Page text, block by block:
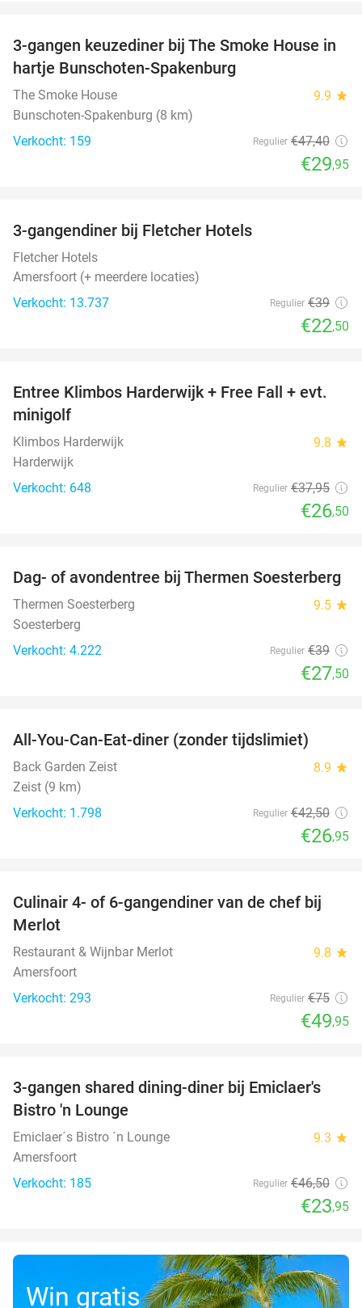
37%
3-gangen keuzediner bij The Smoke House in
hartje Bunschoten-Spakenburg
The Smoke House 9.9 star
Bunschoten-Spakenburg (8 km)
Verkocht: 159
Regulier €47,40
€29,95
3-gangendiner bij Fletcher Hotels
Fletcher Hotels
Amersfoort (+ meerdere locaties)
Verkocht: 13.737
Regulier €39
€22,50
30%
Entree Klimbos Harderwijk + Free Fall + evt.
minigolf
Klimbos Harderwijk 9.8 star
Harderwijk
Verkocht: 648
Regulier €37,95
€26,50
29%
Dag- of avondentree bij Thermen Soesterberg
Thermen Soesterberg 9.5 star
Soesterberg
Verkocht: 4.222
Regulier €39
€27,50
All-You-Can-Eat-diner (zonder tijdslimiet)
Back Garden Zeist 8.9 star
Zeist (9 km)
Verkocht: 1.798
Regulier €42,50
€26,95
33%
Culinair 4- of 6-gangendiner van de chef bij
Merlot
Restaurant & Wijnbar Merlot 9.8 star
Amersfoort
Verkocht: 293
Regulier €75
€49,95
48%
3-gangen shared dining-diner bij Emiclaer's
Bistro 'n Lounge
Emiclaer´s Bistro ´n Lounge 9.3 star
Amersfoort
Verkocht: 185
Regulier €46,50
€23,95
Win gratis